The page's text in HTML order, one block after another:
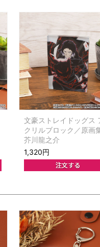
文豪ストレイドッグス
クリルブロック／原画
芥川龍之介
1,320円